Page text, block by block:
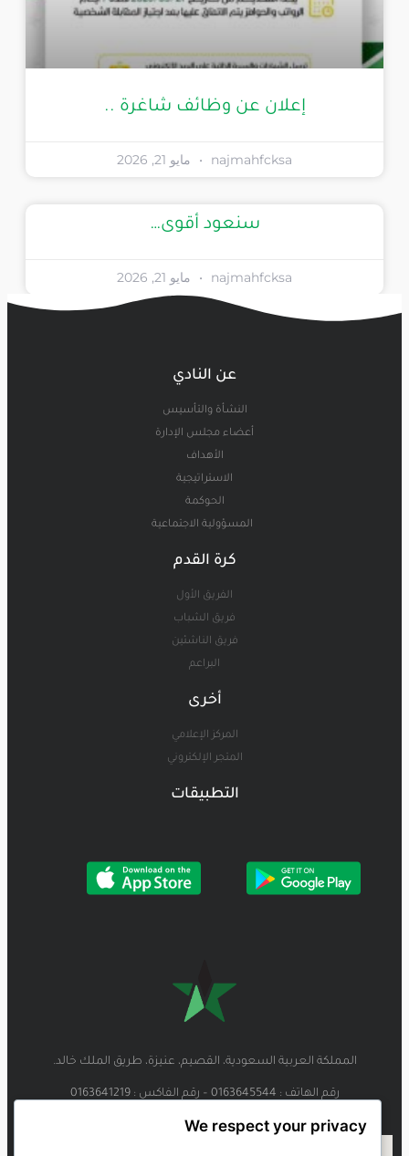
إعلان عن وظائف شاغرة ..
najmahfcksa مايو 21, 2026
سنعود أقوى…
najmahfcksa مايو 21, 2026
عن النادي
النشأة والتأسيس
أعضاء مجلس الإدارة
الأهداف
الاستراتيجية
الحوكمة
المسؤولية الاجتماعية
كرة القدم
الفريق الأول
فريق الشباب
فريق الناشئين
البراعم
أخرى
المركز الإعلامي
المتجر الإلكتروني
التطبيقات
المملكة العربية السعودية، القصيم، عنيزة، طريق الملك خالد.
رقم الهاتف : 0163645544 – رقم الفاكس : 0163641219
We respect your privacy